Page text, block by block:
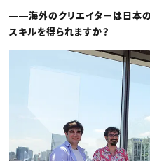
――海外のクリエイターは日本の
スキルを得られますか？